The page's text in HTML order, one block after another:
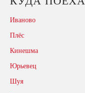
Иваново
Плёс
Кинешма
Юрьевец
Шуя